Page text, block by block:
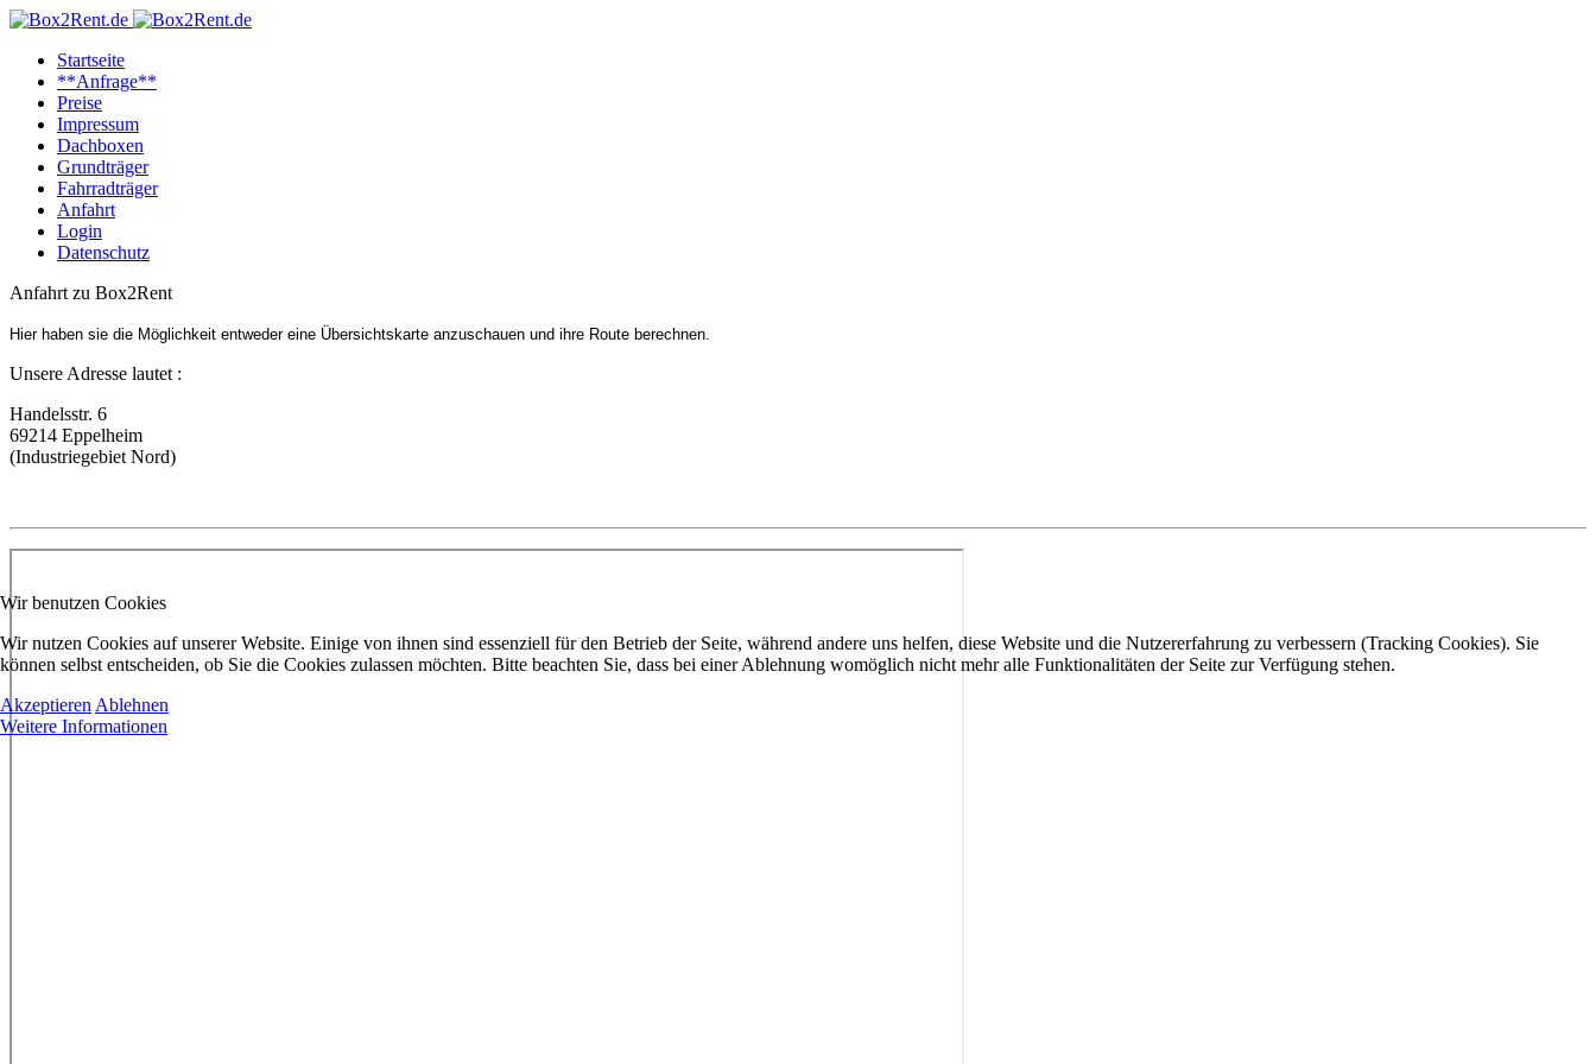
Startseite
**Anfrage**
Preise
Impressum
Dachboxen
Grundträger
Fahrradträger
Anfahrt
Login
Datenschutz
Anfahrt zu Box2Rent
Hier haben sie die Möglichkeit entweder eine Übersichtskarte anzuschauen und ihre Route berechnen.
Unsere Adresse lautet :
Handelsstr. 6
69214 Eppelheim
(Industriegebiet Nord)
Wir benutzen Cookies
Wir nutzen Cookies auf unserer Website. Einige von ihnen sind essenziell für den Betrieb der Seite, während andere uns helfen, diese Website und die Nutzererfahrung zu verbessern (Tracking Cookies). Sie
können selbst entscheiden, ob Sie die Cookies zulassen möchten. Bitte beachten Sie, dass bei einer Ablehnung womöglich nicht mehr alle Funktionalitäten der Seite zur Verfügung stehen.
Akzeptieren Ablehnen
Weitere Informationen